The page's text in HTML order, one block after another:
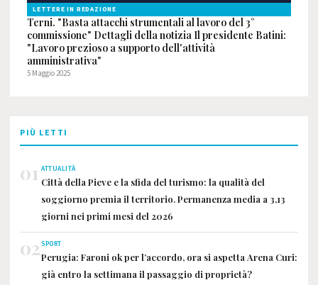
LETTERE IN REDAZIONE
Terni. "Basta attacchi strumentali al lavoro del 3°
commissione" Dettagli della notizia Il presidente Batini:
"Lavoro prezioso a supporto dell'attività
amministrativa"
5 Maggio 2025
PIÙ LETTI
01 ATTUALITÀ
Città della Pieve e la sfida del turismo: la qualità del
soggiorno premia il territorio. Permanenza media a 3,13
giorni nei primi mesi del 2026
02SPORT
Perugia: Faroni ok per l’accordo, ora si aspetta Arena Curi:
già entro la settimana il passaggio di proprietà?